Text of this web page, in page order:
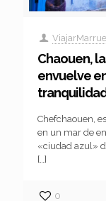
Chaouen,
envuelve
Chefchaouen,
en un mar de
«ciudad azul»
[…]
0